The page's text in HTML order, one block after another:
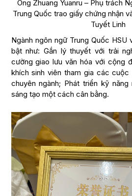
Ông Zhuang Yuanru – Phụ trách
Trung Quốc trao giấy chứng nhận
Tuyết Linh
Ngành ngôn ngữ Trung Quốc HSU
bật như: Gắn lý thuyết với trải
cường giao lưu văn hóa với cộng
khích sinh viên tham gia các
chuyên ngành; Phát triển kỹ
sáng tạo một cách cân bằng.